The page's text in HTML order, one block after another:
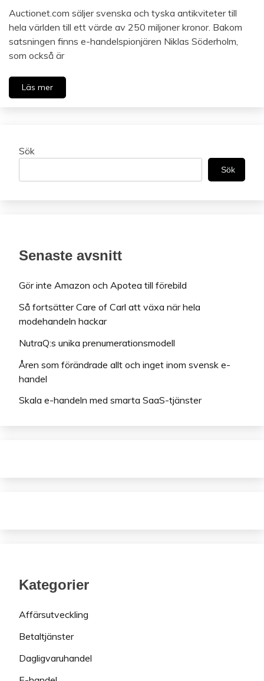
Auctionet.com säljer svenska och tyska antikviteter till
hela världen till ett värde av 250 miljoner kronor. Bakom
satsningen finns e-handelspionjären Niklas Söderholm,
som också är
Läs mer
Sök
Sök
Senaste avsnitt
Gör inte Amazon och Apotea till förebild
Så fortsätter Care of Carl att växa när hela
modehandeln hackar
NutraQ:s unika prenumerationsmodell
Åren som förändrade allt och inget inom svensk e-
handel
Skala e-handeln med smarta SaaS-tjänster
Kategorier
Affärsutveckling
Betaltjänster
Dagligvaruhandel